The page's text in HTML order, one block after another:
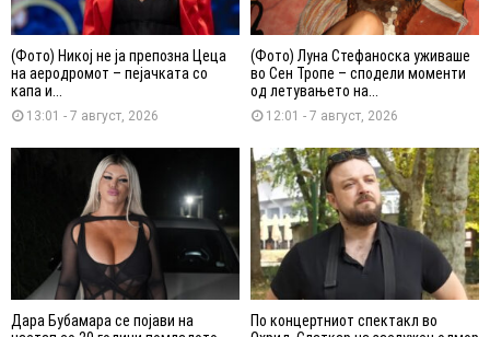
(Фото) Никој не ја препозна Цеца
на аеродромот – пејачката со
капа и...
13:01 - 7 август, 2026
(Фото) Луна Стефаноска уживаше
во Сен Тропе – сподели моменти
од летувањето на...
12:01 - 7 август, 2026
Дара Бубамара се појави на
По концертниот спектакл во